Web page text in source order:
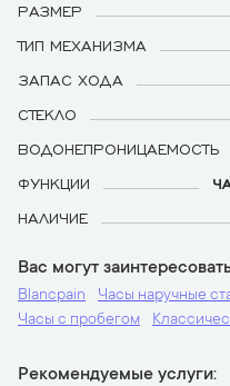
РАЗМЕР
ТИП МЕХАНИЗМА
ЗАПАС ХОДА
СТЕКЛО
ВОДОНЕПРОНИЦАЕМОСТЬ
ФУНКЦИИ
НАЛИЧИЕ
Вас могут
Blancpain Часы наручные
Часы с пробегом
Рекомендуемые услуги